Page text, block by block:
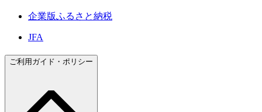
企業版ふるさと納税
JFA
ご利用ガイド・ポリシー